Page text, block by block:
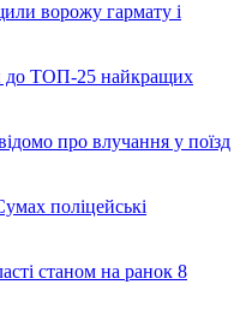
ворожу гармату і
до ТОП-25 найкращих
про влучання у поїзд
поліцейські
станом на ранок 8